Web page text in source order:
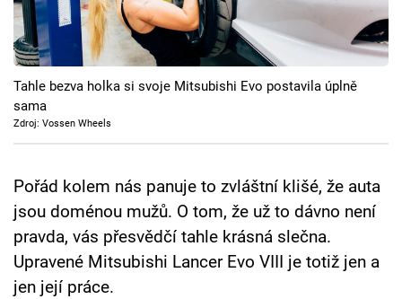
Cool Esport
Pořady
TV Program
Sledujte prima+
Přihlášení
Sledujte nás
Tahle bezva holka si svoje Mitsubishi Evo postavila úplně
sama
Zdroj: Vossen Wheels
Pořád kolem nás panuje to zvláštní klišé, že auta
jsou doménou mužů. O tom, že už to dávno není
pravda, vás přesvědčí tahle krásná slečna.
Upravené Mitsubishi Lancer Evo VIII je totiž jen a
jen její práce.